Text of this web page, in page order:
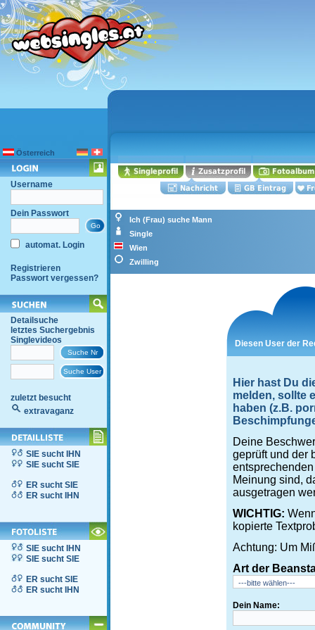
Österreich
Username
Dein Passwort
automat. Login
Registrieren
Passwort vergessen?
Detailsuche
letztes Suchergebnis
Singlevideos
zuletzt besucht
extravaganz
SIE sucht IHN
SIE sucht SIE
ER sucht SIE
ER sucht IHN
SIE sucht IHN
SIE sucht SIE
ER sucht SIE
ER sucht IHN
Ich (Frau) suche Mann
Single
Wien
Zwilling
Diesen User der
Hier hast Du
melden, sollte
haben (z.B.
Deine
geprüft und der
Meinung sind,
ausgetragen
WICHTIG:
kopierte
Achtung: Um
Art der
Dein Name: